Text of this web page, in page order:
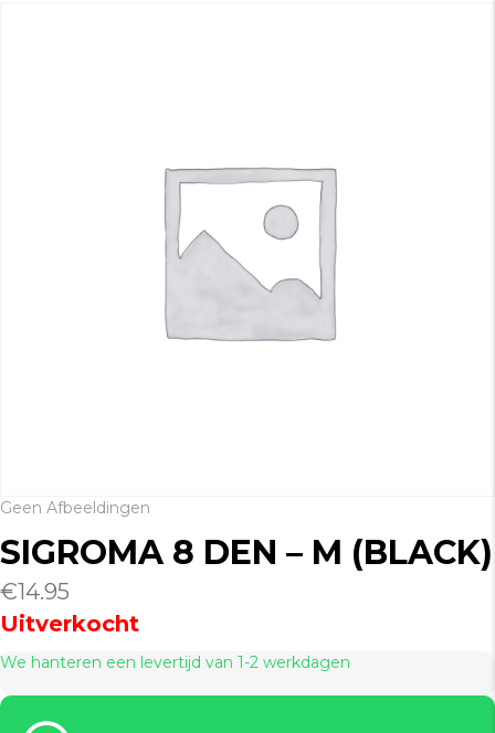
Geen Afbeeldingen
SIGROMA 8 DEN – M (BLACK)
€14.95
Uitverkocht
We hanteren een levertijd van 1-2 werkdagen